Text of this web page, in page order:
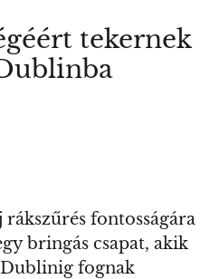
tekernek
rákszűrés fontosságára
bringás csapat, akik
Dublinig fognak